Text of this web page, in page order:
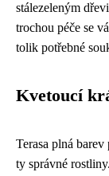
stálezeleným
trochou péče se
tolik potřebné
Kvetoucí
Terasa plná
ty správné